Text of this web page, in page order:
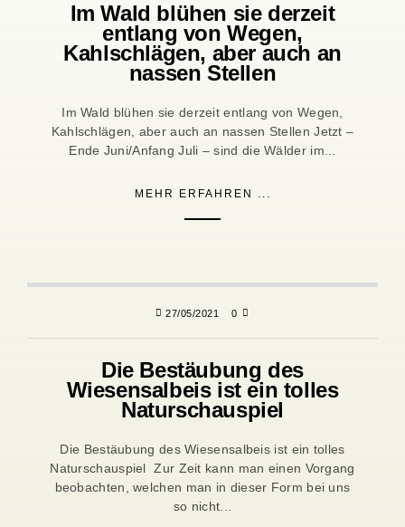
Im Wald blühen sie derzeit
entlang von Wegen,
Kahlschlägen, aber auch an
nassen Stellen
Im Wald blühen sie derzeit entlang von Wegen,
Kahlschlägen, aber auch an nassen Stellen Jetzt –
Ende Juni/Anfang Juli – sind die Wälder im...
MEHR ERFAHREN ...
27/05/2021 0
Die Bestäubung des
Wiesensalbeis ist ein tolles
Naturschauspiel
Die Bestäubung des Wiesensalbeis ist ein tolles
Naturschauspiel Zur Zeit kann man einen Vorgang
beobachten, welchen man in dieser Form bei uns
so nicht...